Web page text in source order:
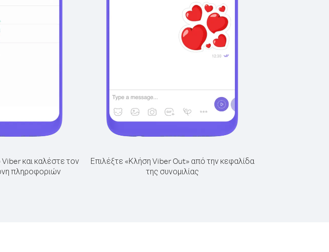
και καλέστε τον
πληροφοριών
Επιλέξτε «Κλήση Viber Out» από την κεφαλίδα
της συνομιλίας